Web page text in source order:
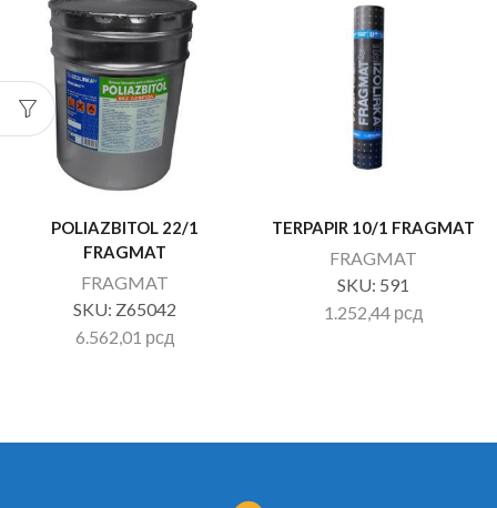
POLIAZBITOL 22/1
FRAGMAT
FRAGMAT
SKU: Z65042
6.562,01 рсд
TERPAPIR 10/1 FRAGMAT
FRAGMAT
SKU: 591
1.252,44 рсд